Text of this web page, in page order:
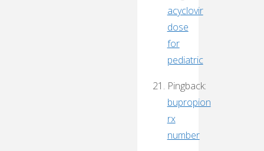
acyclovir
dose
for
pediatric
Pingback:
bupropion
rx
number